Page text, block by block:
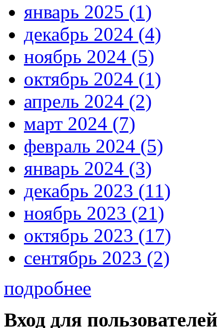
январь 2025 (1)
декабрь 2024 (4)
ноябрь 2024 (5)
октябрь 2024 (1)
апрель 2024 (2)
март 2024 (7)
февраль 2024 (5)
январь 2024 (3)
декабрь 2023 (11)
ноябрь 2023 (21)
октябрь 2023 (17)
сентябрь 2023 (2)
подробнее
Вход для пользователей